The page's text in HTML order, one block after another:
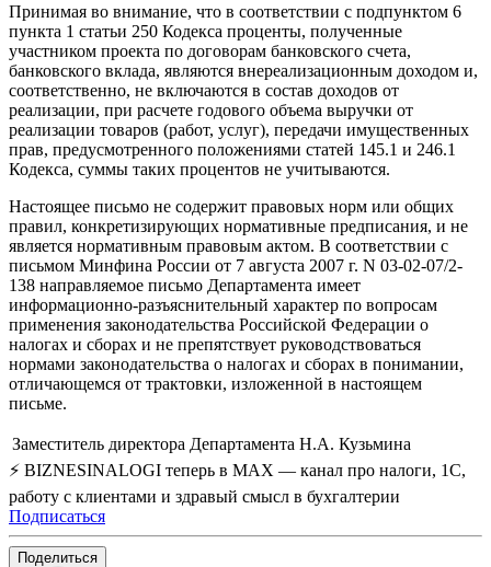
Принимая во внимание, что в соответствии с подпунктом 6
пункта 1 статьи 250 Кодекса проценты, полученные
участником проекта по договорам банковского счета,
банковского вклада, являются внереализационным доходом и,
соответственно, не включаются в состав доходов от
реализации, при расчете годового объема выручки от
реализации товаров (работ, услуг), передачи имущественных
прав, предусмотренного положениями статей 145.1 и 246.1
Кодекса, суммы таких процентов не учитываются.
Настоящее письмо не содержит правовых норм или общих
правил, конкретизирующих нормативные предписания, и не
является нормативным правовым актом. В соответствии с
письмом Минфина России от 7 августа 2007 г. N 03-02-07/2-
138 направляемое письмо Департамента имеет
информационно-разъяснительный характер по вопросам
применения законодательства Российской Федерации о
налогах и сборах и не препятствует руководствоваться
нормами законодательства о налогах и сборах в понимании,
отличающемся от трактовки, изложенной в настоящем
письме.
Заместитель директора Департамента Н.А. Кузьмина
⚡ BIZNESINALOGI теперь в MAX — канал про налоги, 1С,
работу с клиентами и здравый смысл в бухгалтерии
Подписаться
Поделиться